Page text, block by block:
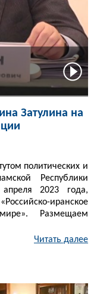
Затулина на
политических и
Республики
2023 года,
иранское
Размещаем
Читать далее